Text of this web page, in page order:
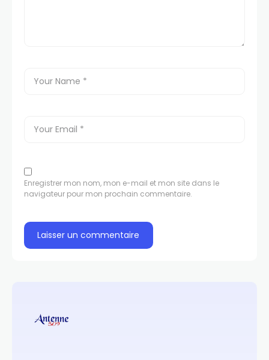
Enregistrer mon nom, mon e-mail et mon site dans le
navigateur pour mon prochain commentaire.